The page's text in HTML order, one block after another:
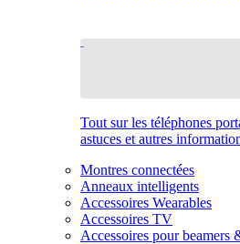
Tout sur les téléphones
astuces et autres
Montres connectées
Anneaux intelligents
Accessoires Wearables
Accessoires TV
Accessoires pour beamers